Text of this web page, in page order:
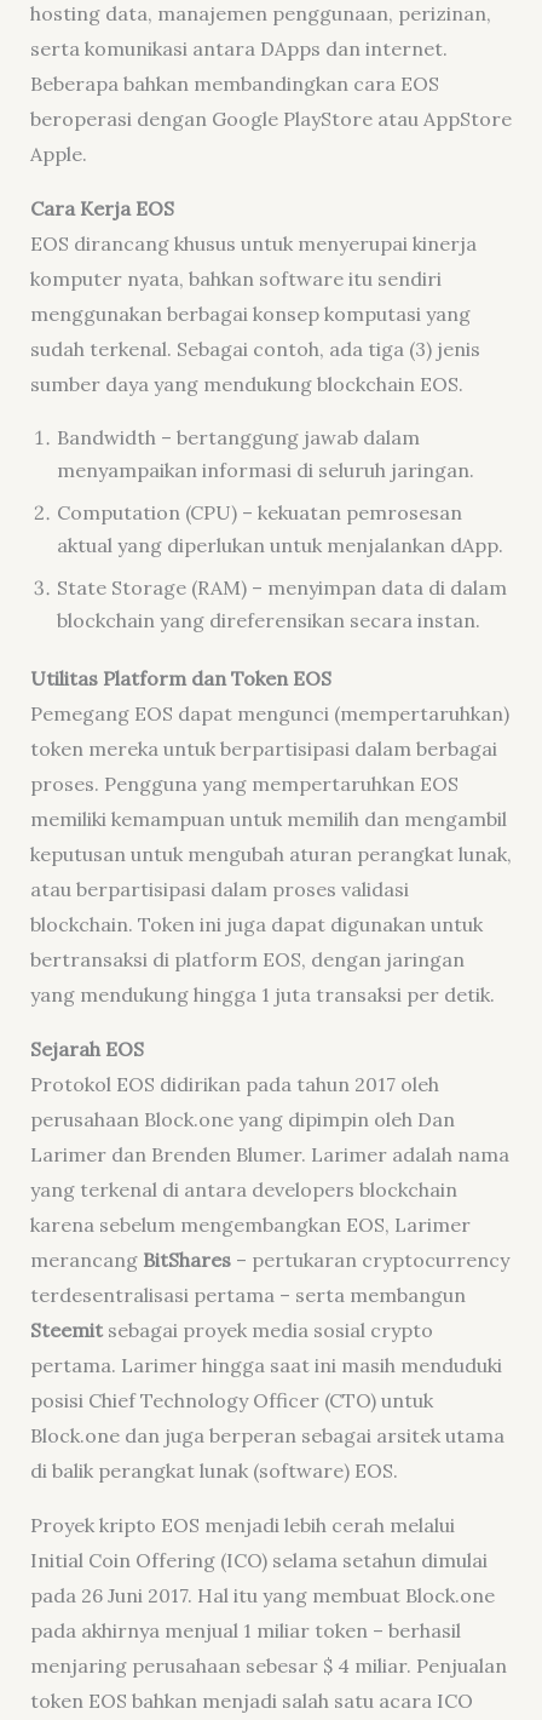
hostingdata, manajemen penggunaan, perizinan,
serta komunikasi antara DApps dan internet.
Beberapa bahkan membandingkan cara EOS
beroperasi dengan Google PlayStore atau AppStore
Apple.
Cara Kerja EOS
EOS dirancang khusus untuk menyerupai kinerja
komputer nyata, bahkan softwareitu sendiri
menggunakan berbagai konsep komputasi yang
sudah terkenal. Sebagai contoh, ada tiga (3) jenis
sumber daya yang mendukung blockchain EOS.
Bandwidth– bertanggung jawab dalam
menyampaikan informasi di seluruh jaringan.
Computation(CPU) – kekuatan pemrosesan
aktual yang diperlukan untuk menjalankan dApp.
State Storage(RAM) – menyimpan data di dalam
blockchain yang direferensikan secara instan.
Utilitas Platform dan Token EOS
Pemegang EOS dapat mengunci (mempertaruhkan)
token mereka untuk berpartisipasi dalam berbagai
proses. Pengguna yang mempertaruhkan EOS
memiliki kemampuan untuk memilih dan mengambil
keputusan untuk mengubah aturan perangkat lunak,
atau berpartisipasi dalam proses validasi
blockchain. Token ini juga dapat digunakan untuk
bertransaksi di platform EOS, dengan jaringan
yang mendukung hingga 1 juta transaksi per detik.
Sejarah EOS
Protokol EOS didirikan pada tahun 2017 oleh
perusahaan Block.one yang dipimpin oleh Dan
Larimer dan Brenden Blumer. Larimer adalah nama
yang terkenal di antara developers blockchain
karena sebelum mengembangkan EOS, Larimer
merancang BitShares– pertukaran cryptocurrency
terdesentralisasi pertama – serta membangun
Steemitsebagai proyek media sosial crypto
pertama. Larimer hingga saat ini masih menduduki
posisi Chief Technology Officer (CTO) untuk
Block.one dan juga berperan sebagai arsitek utama
di balik perangkat lunak (software) EOS.
Proyek kripto EOS menjadi lebih cerah melalui
Initial Coin Offering(ICO) selama setahun dimulai
pada 26 Juni 2017. Hal itu yang membuat Block.one
pada akhirnya menjual 1 miliar token – berhasil
menjaring perusahaan sebesar $ 4 miliar. Penjualan
token EOS bahkan menjadi salah satu acara ICO